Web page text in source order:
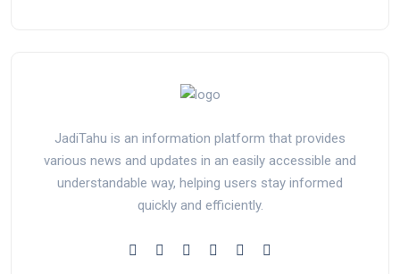
JadiTahu is an information platform that provides
various news and updates in an easily accessible and
understandable way, helping users stay informed
quickly and efficiently.